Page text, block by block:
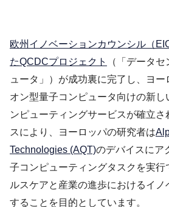
欧州イノベーションカウンシル（
たQCDCプロジェクト
（「データ
ュータ」）が成功裏に完了し、ヨ
オン型量子コンピュータ向けの新し
ンピューティングサービスが確立
スにより、ヨーロッパの研究者は
Technologies (AQT)のデバイスにア
子コンピューティングタスクを実
ルスケアと産業の進歩におけるイノ
することを目的としています。